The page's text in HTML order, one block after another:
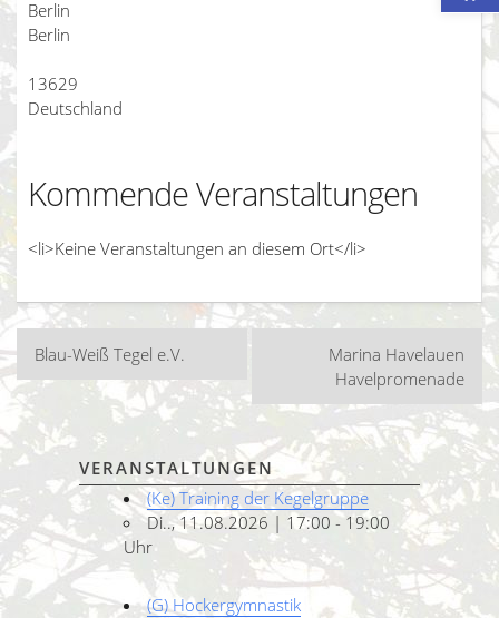
Berlin
Berlin
13629
Deutschland
Kommende Veranstaltungen
<li>Keine Veranstaltungen an diesem Ort</li>
Beitragsnavigation
Blau-Weiß Tegel e.V.
Marina Havelauen
Havelpromenade
VERANSTALTUNGEN
(Ke) Training der Kegelgruppe
Di.., 11.08.2026 | 17:00 - 19:00
Uhr
(G) Hockergymnastik